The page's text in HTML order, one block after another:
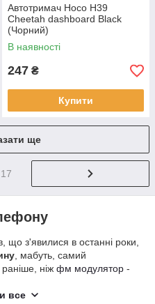
Автотримач Hoco H39
Cheetah dashboard Black
(Чорний)
В наявності
247 ₴
Купити
ще
телефону
що з'явилися в останні роки,
, мабуть, самий
ніж фм модулятор -
Не можемо ми розлучитися з
все